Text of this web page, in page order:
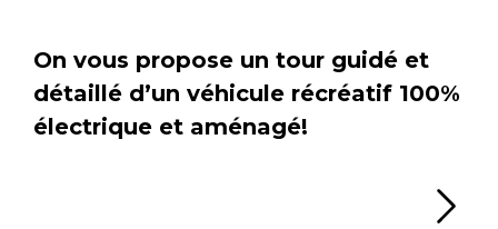
On vous propose un tour guidé et
détaillé d’un véhicule récréatif 100%
électrique et aménagé!